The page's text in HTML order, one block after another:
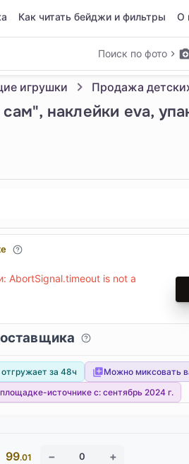
Как читать бейджи и фильтры О
Поиск по фото
игрушки
наклейки eva,
AbortSignal.timeout is not a
за 48ч
Можно миксовать
источнике с: сентябрь 2024 г.
99.01